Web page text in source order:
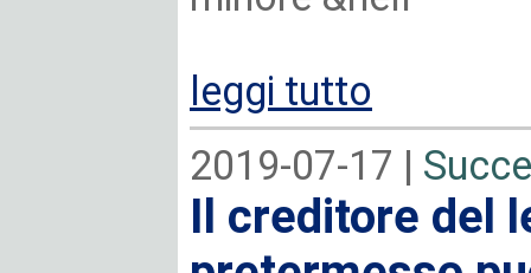
leggi tutto
2019-07-17 |
Il creditore del